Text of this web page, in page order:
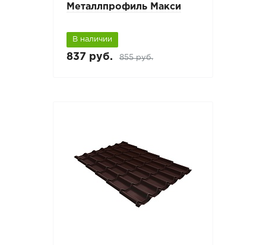
Металлпрофиль Макси
В наличии
837 руб. 855 руб.